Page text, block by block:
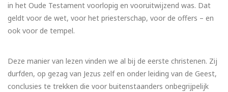
in het Oude Testament voorlopig en vooruitwijzend was. Dat
geldt voor de wet, voor het priesterschap, voor de offers – en
ook voor de tempel.
Deze manier van lezen vinden we al bij de eerste christenen. Zij
durfden, op gezag van Jezus zelf en onder leiding van de Geest,
conclusies te trekken die voor buitenstaanders onbegrijpelijk